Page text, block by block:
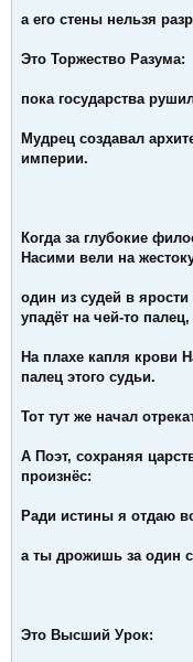
а его стены нельзя
Это Торжество Разума:
пока государства
Мудрец создавал
империи.
Когда за глубокие
Насими вели на
один из судей в
упадёт на чей-то
На плахе капля крови
палец этого судьи.
Тот тут же начал
А Поэт, сохраняя
произнёс:
Ради истины я отдаю
а ты дрожишь за один
Это Высший Урок: